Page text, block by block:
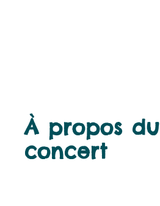
À propos du
concert